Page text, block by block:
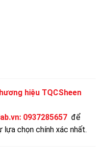
hiệu TQCSheen
: 0937285657 để
lựa chọn chính xác nhất.